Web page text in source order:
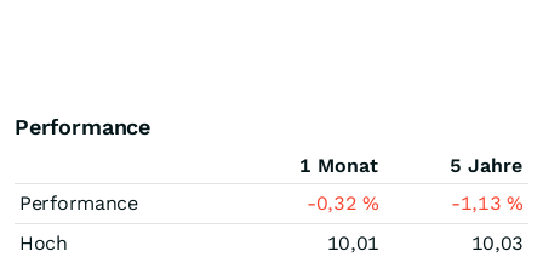
Performance
1 Monat
5 Jahre
Performance
-0,32% -1,13%
Hoch
10,01
10,03